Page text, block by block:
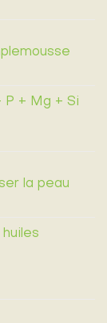
P + Mg + Si
la peau